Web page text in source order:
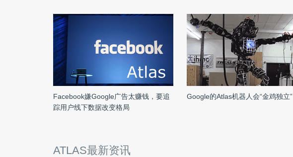
Facebook嫌Google广告太赚钱，要追
踪用户线下数据改变格局
Google的Atlas机器人会“金鸡独立”
ATLAS最新资讯